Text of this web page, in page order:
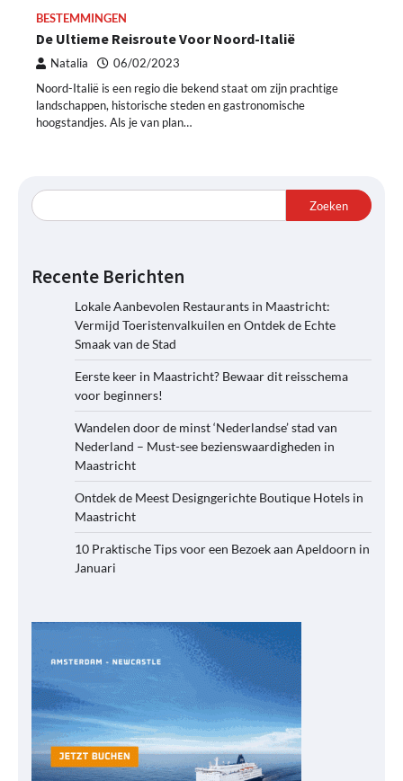
BESTEMMINGEN
De Ultieme Reisroute Voor Noord-Italië
Natalia 06/02/2023
Noord-Italië is een regio die bekend staat om zijn prachtige
landschappen, historische steden en gastronomische
hoogstandjes. Als je van plan…
Zoeken
Recente Berichten
Lokale Aanbevolen Restaurants in Maastricht:
Vermijd Toeristenvalkuilen en Ontdek de Echte
Smaak van de Stad
Eerste keer in Maastricht? Bewaar dit reisschema
voor beginners!
Wandelen door de minst ‘Nederlandse’ stad van
Nederland – Must-see bezienswaardigheden in
Maastricht
Ontdek de Meest Designgerichte Boutique Hotels in
Maastricht
10 Praktische Tips voor een Bezoek aan Apeldoorn in
Januari